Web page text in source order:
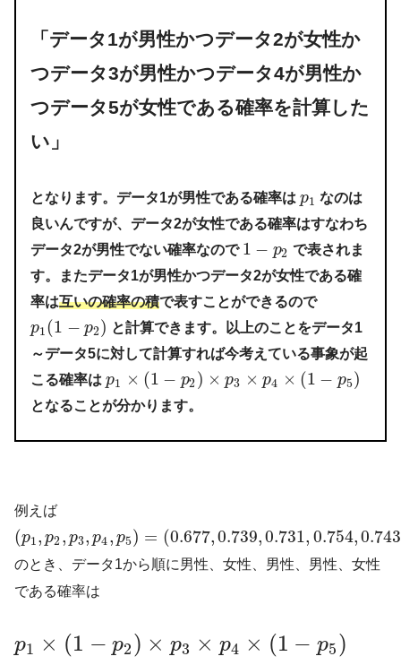
「データ1が男性かつデータ2が女性か
つデータ3が男性かつデータ4が男性か
つデータ5が女性である確率を計算した
い」
となります。データ1が男性である確率は p1 なのは
良いんですが、データ2が女性である確率はすなわち
データ2が男性でない確率なので 1 − p2 で表されま
す。またデータ1が男性かつデータ2が女性である確
率は互いの確率の積で表すことができるので
p1(1 − p2) と計算できます。以上のことをデータ1
～データ5に対して計算すれば今考えている事象が起
こる確率は p1 × (1 − p2 ) × p3 × p4 × (1 − p5)
となることが分かります。
例えば
(p1, p2 , p3, p4, p5) = (0.677,0.739,0.731, 0.754,0.743
のとき、データ1から順に男性、女性、男性、男性、女性
である確率は
p1 × (1 − p2) × p3 × p4 × (1 − p5)